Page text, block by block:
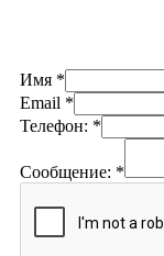
Имя *
Email *
Телефон: *
Сообщение: *